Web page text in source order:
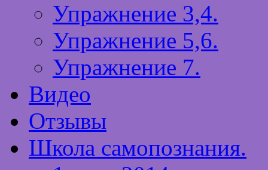
Упражнение 3,4.
Упражнение 5,6.
Упражнение 7.
Видео
Отзывы
Школа самопознания.